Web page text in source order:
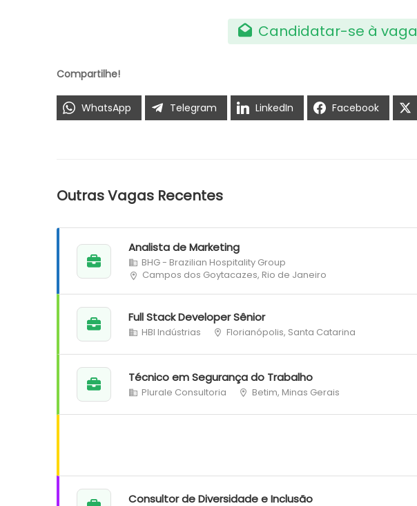
Candidatar-se à vaga
Compartilhe!
WhatsApp Telegram LinkedIn Facebook
Outras Vagas Recentes
Analista de Marketing
BHG - Brazilian Hospitality Group
Campos dos Goytacazes, Rio de Janeiro
Full Stack Developer Sênior
HBI Indústrias Florianópolis, Santa Catarina
Técnico em Segurança do Trabalho
Plurale Consultoria Betim, Minas Gerais
Consultor de Diversidade e Inclusão